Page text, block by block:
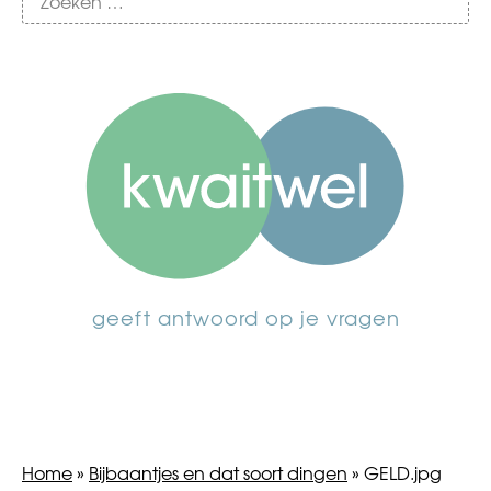
geeft antwoord op je vragen
Home» Bijbaantjes en dat soort dingen » GELD.jpg